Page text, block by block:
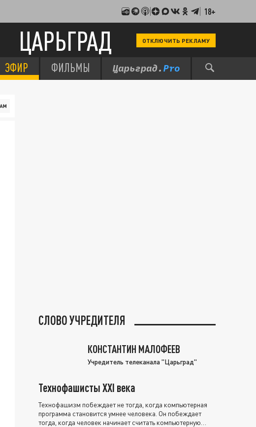
18+
ЦАРЬГРАД ОТКЛЮЧИТЬ РЕКЛАМУ
ЭФИР ФИЛЬМЫ
СЛОВО УЧРЕДИТЕЛЯ
КОНСТАНТИН МАЛОФЕЕВ
Учредитель телеканала "Царьград"
Технофашисты XXI века
Технофашизм побеждает не тогда, когда компьютерная
программа становится умнее человека. Он побеждает
тогда, когда человек начинает считать компьютерную